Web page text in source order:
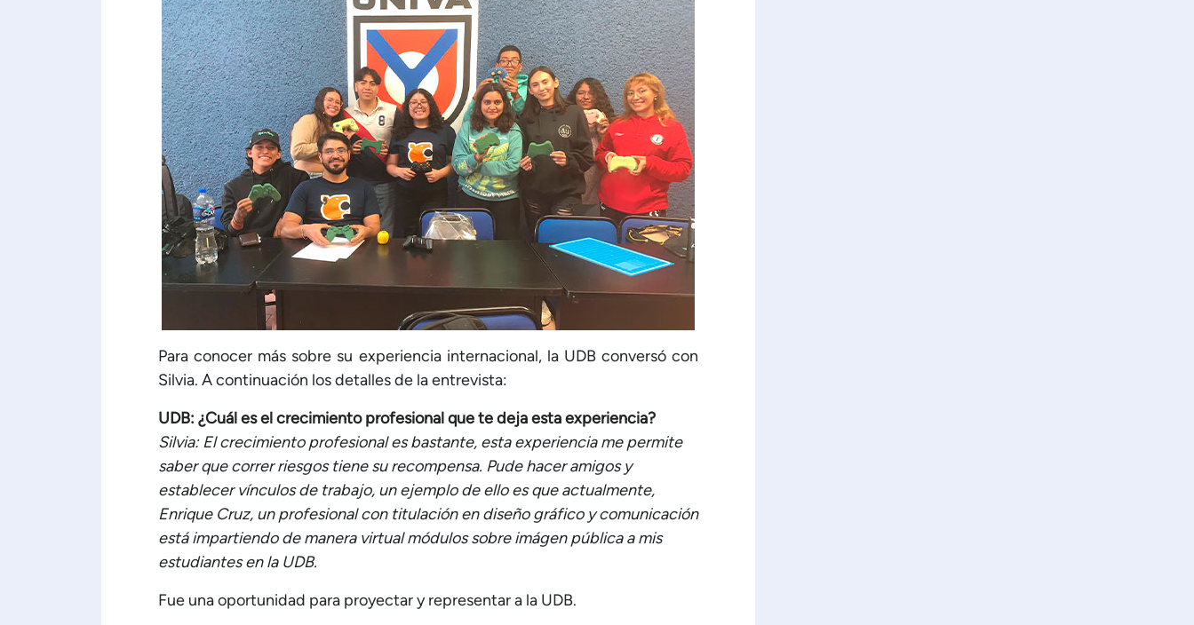
Para conocer más sobre su experiencia internacional, la UDB conversó con
Silvia. A continuación los detalles de la entrevista:
UDB: ¿Cuál es el crecimiento profesional que te deja esta experiencia?
Silvia: El crecimiento profesional es bastante, esta experiencia me permite
saber que correr riesgos tiene su recompensa. Pude hacer amigos y
establecer vínculos de trabajo, un ejemplo de ello es que actualmente,
Enrique Cruz, un profesional con titulación en diseño gráfico y comunicación
está impartiendo de manera virtual módulos sobre imágen pública a mis
estudiantes en la UDB.
Fue una oportunidad para proyectar y representar a la UDB.